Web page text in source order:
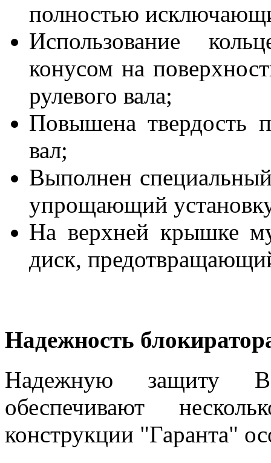
полностью
Использование
конусом на
рулевого вала;
Повышена твердость
вал;
Выполнен
упрощающий
На верхней крышке
диск,
Надежность
Надежную защиту
обеспечивают
конструкции "Гаранта"